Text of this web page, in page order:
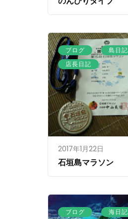
ブログ 、 島日記
店長日記
2017年1月22日
石垣島マラソン
ブログ 、 海日記